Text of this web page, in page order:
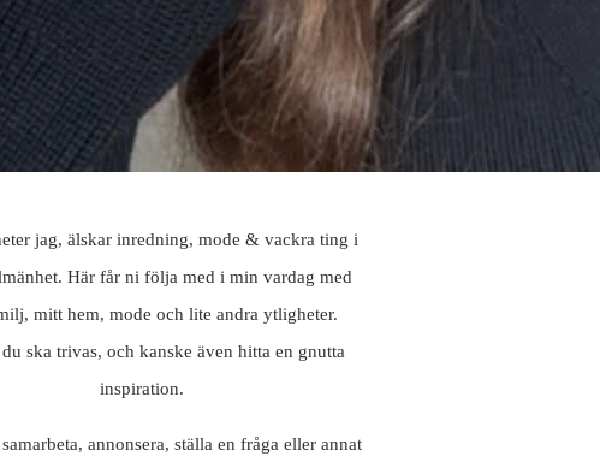
jag, älskar inredning, mode & vackra ting i
Här får ni följa med i min vardag med
mitt hem, mode och lite andra ytligheter.
ska trivas, och kanske även hitta en gnutta
inspiration.
annonsera, ställa en fråga eller annat